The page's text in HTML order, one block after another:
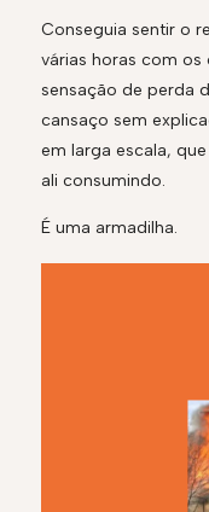
Conseguia sentir o
várias horas com os
sensação de perda
cansaço sem
em larga escala,
ali consumindo.
É uma armadilha.